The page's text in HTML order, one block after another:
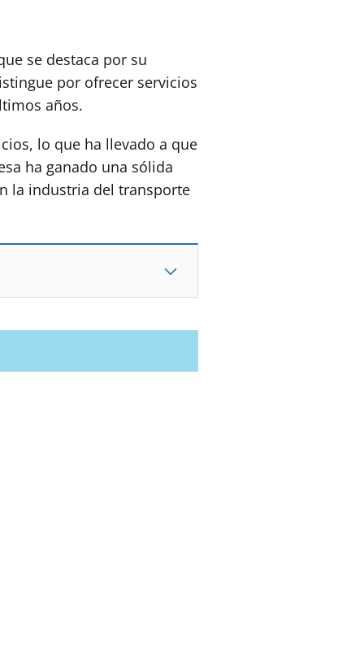
se destaca por su
por ofrecer servicios
años.
lo que ha llevado a que
ha ganado una sólida
la industria del transporte